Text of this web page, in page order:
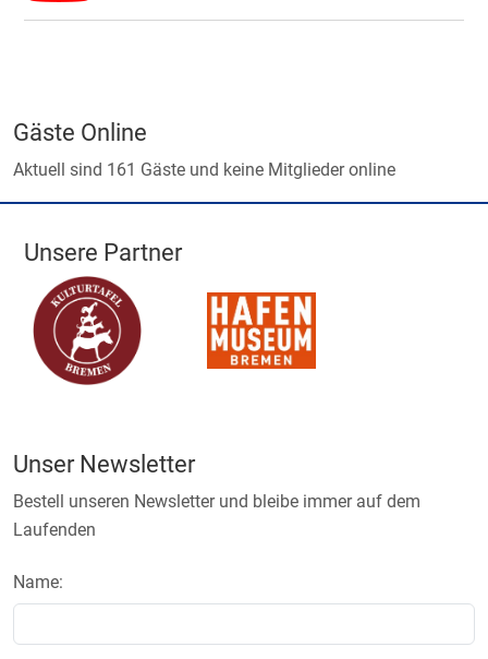
Gäste Online
Aktuell sind 161 Gäste und keine Mitglieder online
Unsere Partner
Unser Newsletter
Bestell unseren Newsletter und bleibe immer auf dem
Laufenden
Name: